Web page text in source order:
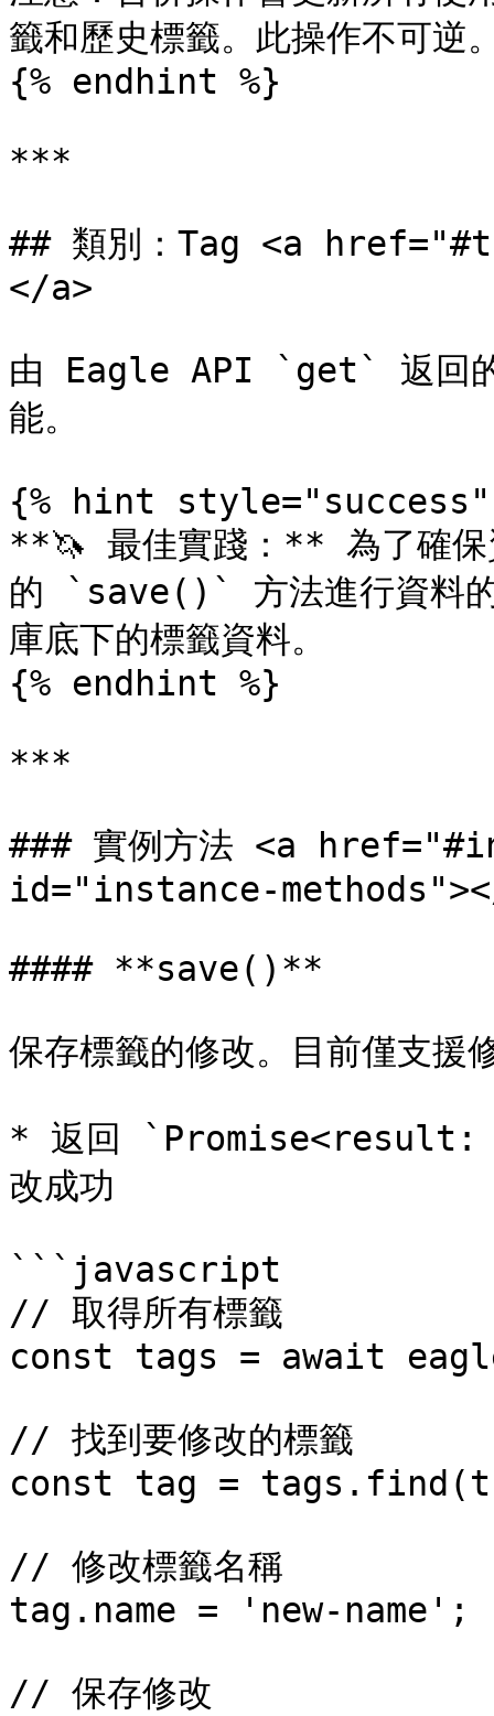
籤和歷史標籤。此操作不可逆
{% endhint %}
***
## 類別：Tag <a
</a>
由 Eagle API `get` 返回的
能。
{% hint style="success"
**🦄 最佳實踐：** 為了確保
的 `save()` 方法進行資料
庫底下的標籤資料。
{% endhint %}
***
### 實例方法 <a
id="instance-
#### **save()**
保存標籤的修改。目前僅支援
* 返回
改成功
```javascript
// 取得所有標籤
const tags = await
// 找到要修改的標籤
const tag = tags.find(t
// 修改標籤名稱
tag.name = 'new-name';
// 保存修改